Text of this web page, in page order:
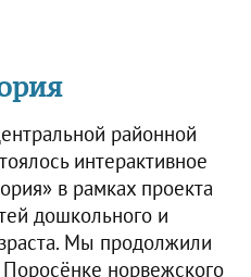
районной
интерактивное
в рамках проекта
дошкольного и
Мы продолжили
норвежского